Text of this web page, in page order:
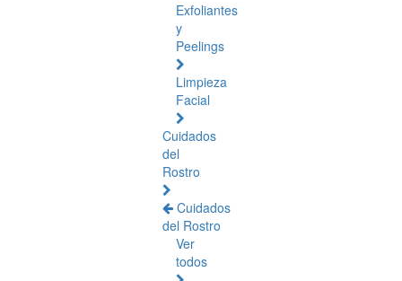
Exfoliantes
y
Peelings
Limpieza
Facial
Cuidados
del
Rostro
Cuidados
del Rostro
Ver
todos